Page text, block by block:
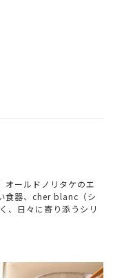
オールドノリタケのエ
食器、cher blanc（シ
、日々に寄り添うシリ